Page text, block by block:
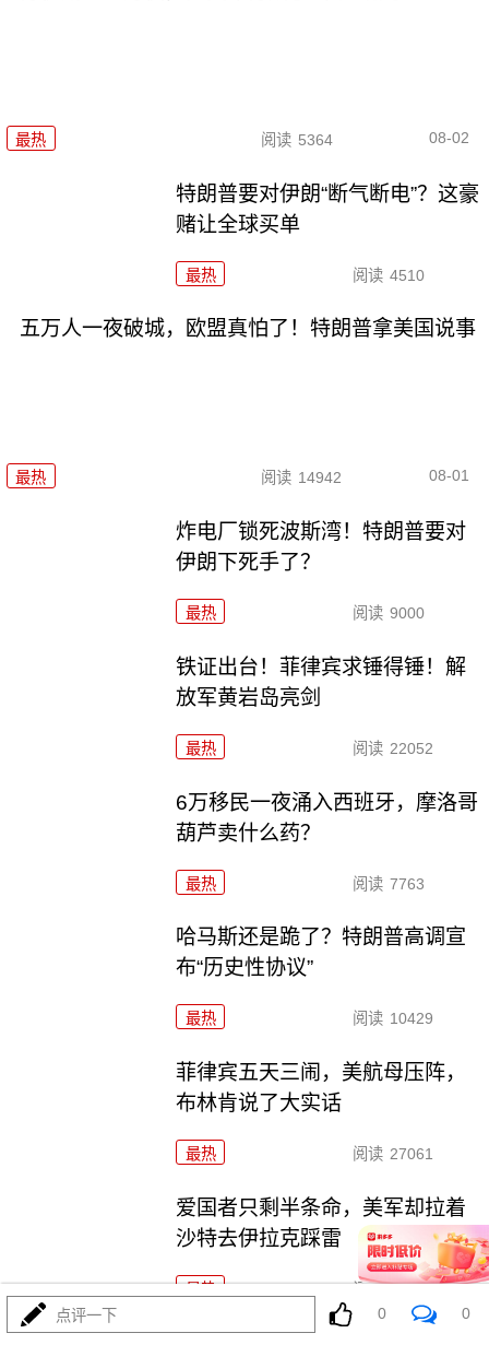
最热 阅读 5364 08-02
特朗普要对伊朗“断气断电”？这豪
赌让全球买单
最热 阅读 4510
五万人一夜破城，欧盟真怕了！特朗普拿美国说事
最热 阅读 14942 08-01
炸电厂锁死波斯湾！特朗普要对
伊朗下死手了？
最热 阅读 9000
铁证出台！菲律宾求锤得锤！解
放军黄岩岛亮剑
最热 阅读 22052
6万移民一夜涌入西班牙，摩洛哥
葫芦卖什么药？
最热 阅读 7763
哈马斯还是跪了？特朗普高调宣
布“历史性协议”
最热 阅读 10429
菲律宾五天三闹，美航母压阵，
布林肯说了大实话
最热 阅读 27061
爱国者只剩半条命，美军却拉着
沙特去伊拉克踩雷
最热 阅读 11967
点评一下 0 0